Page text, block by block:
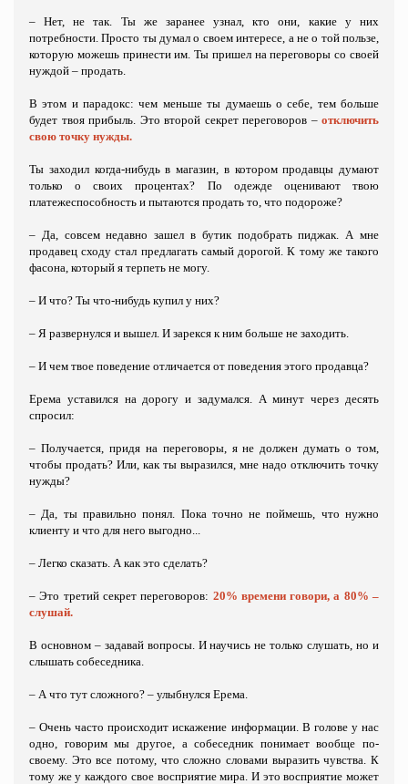
– Нет, не так. Ты же заранее узнал, кто они, какие у них
потребности. Просто ты думал о своем интересе, а не о той пользе,
которую можешь принести им. Ты пришел на переговоры со своей
нуждой – продать.
В этом и парадокс: чем меньше ты думаешь о себе, тем больше
будет твоя прибыль. Это второй секрет переговоров – отключить
свою точку нужды.
Ты заходил когда-нибудь в магазин, в котором продавцы думают
только о своих процентах? По одежде оценивают твою
платежеспособность и пытаются продать то, что подороже?
– Да, совсем недавно зашел в бутик подобрать пиджак. А мне
продавец сходу стал предлагать самый дорогой. К тому же такого
фасона, который я терпеть не могу.
– И что? Ты что-нибудь купил у них?
– Я развернулся и вышел. И зарекся к ним больше не заходить.
– И чем твое поведение отличается от поведения этого продавца?
Ерема уставился на дорогу и задумался. А минут через десять
спросил:
– Получается, придя на переговоры, я не должен думать о том,
чтобы продать? Или, как ты выразился, мне надо отключить точку
нужды?
– Да, ты правильно понял. Пока точно не поймешь, что нужно
клиенту и что для него выгодно...
– Легко сказать. А как это сделать?
– Это третий секрет переговоров: 20% времени говори, а 80% –
слушай.
В основном – задавай вопросы. И научись не только слушать, но и
слышать собеседника.
– А что тут сложного? – улыбнулся Ерема.
– Очень часто происходит искажение информации. В голове у нас
одно, говорим мы другое, а собеседник понимает вообще по-
своему. Это все потому, что сложно словами выразить чувства. К
тому же у каждого свое восприятие мира. И это восприятие может